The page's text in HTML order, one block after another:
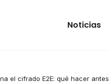
Noticias
el cifrado E2E: qué hacer antes